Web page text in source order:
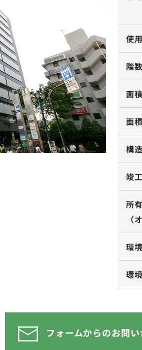
使
階数
面
面
構
竣
所
（
環
環
フォームからのお問